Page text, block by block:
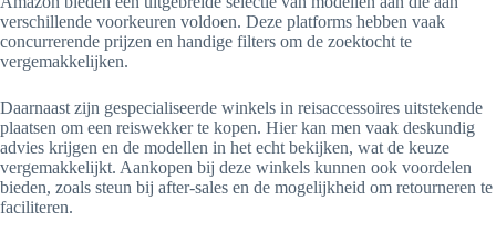
verschillende voorkeuren voldoen. Deze platforms hebben vaak
concurrerende prijzen en handige filters om de zoektocht te
vergemakkelijken.
Daarnaast zijn gespecialiseerde winkels in reisaccessoires uitstekende
plaatsen om een reiswekker te kopen. Hier kan men vaak deskundig
advies krijgen en de modellen in het echt bekijken, wat de keuze
vergemakkelijkt. Aankopen bij deze winkels kunnen ook voordelen
bieden, zoals steun bij after-sales en de mogelijkheid om retourneren te
faciliteren.